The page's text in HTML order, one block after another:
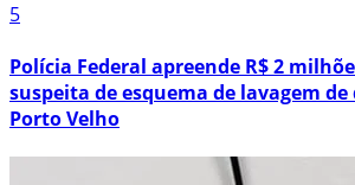
5
Polícia Federal apreende R$ 2
suspeita de esquema de lavagem
Porto Velho